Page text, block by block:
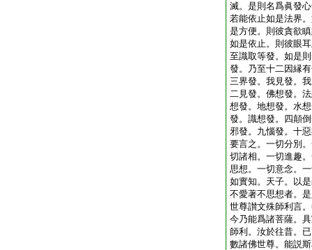
滅。是則名爲眞發
若能依止如是法界
是方便。則彼貪欲
如是依止。則彼眼
至識取等發。如是
發。乃至十二因縁
三界發。我見發。
二見發。佛想發。
想發。地想發。水
發。識想發。四顛
邪發。九惱發。十
要言之。一切分別
切諸相。一切進趣
思想。一切意念。
如實知。天子。以
不愛著不思想者。
世尊讃文殊師利言
今乃能爲諸菩薩。
師利。汝於往昔。
數諸佛世尊。能説